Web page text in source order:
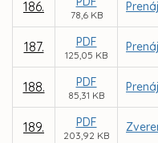
186.
78,6 KB
187. PDF
125,05 KB
188. PDF
85,31 KB
189. PDF
203,92 KB